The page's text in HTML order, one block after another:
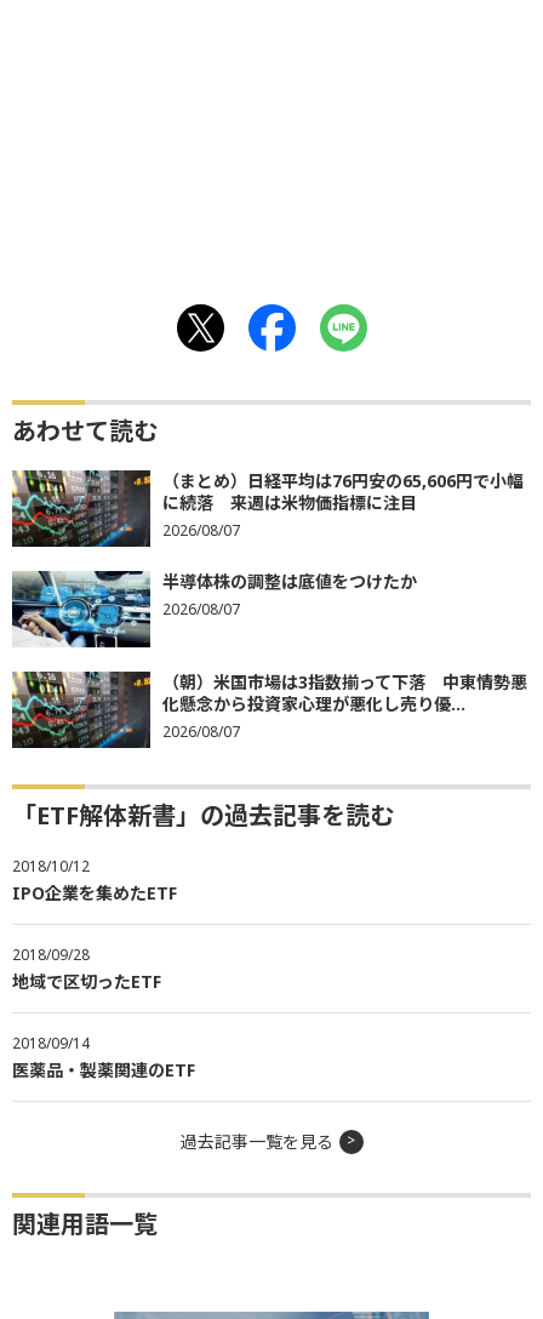
あわせて読む
（まとめ）日経平均は76円安の65,606円で小幅
に続落 来週は米物価指標に注目
2026/08/07
半導体株の調整は底値をつけたか
2026/08/07
（朝）米国市場は3指数揃って下落 中東情勢悪
化懸念から投資家心理が悪化し売り優...
2026/08/07
「ETF解体新書」の過去記事を読む
2018/10/12
IPO企業を集めたETF
2018/09/28
地域で区切ったETF
2018/09/14
医薬品・製薬関連のETF
過去記事一覧を見る
関連用語一覧